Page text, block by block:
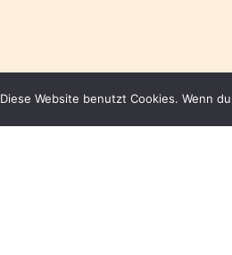
Diese Website benutzt Cookies. Wenn